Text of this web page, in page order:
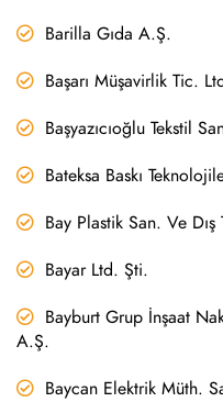
Barilla Gıda A.Ş.
Başarı Müşavirlik Tic.
Başyazıcıoğlu Tekstil
Bateksa Baskı
Bay Plastik San. Ve
Bayar Ltd. Şti.
Bayburt Grup İnşaat
A.Ş.
Baycan Elektrik Müth.